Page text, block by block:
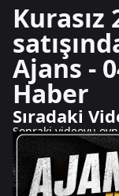
Ajans -
Haber
Sıradaki
Sonraki videoyu